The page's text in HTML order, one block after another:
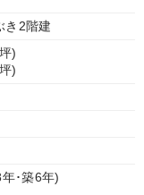
き2階建
)
)
･築6年)